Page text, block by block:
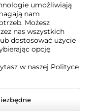
umożliwiają
nam
Możesz
nas wszystkich
dostosować użycie
opcję
w naszej Polityce